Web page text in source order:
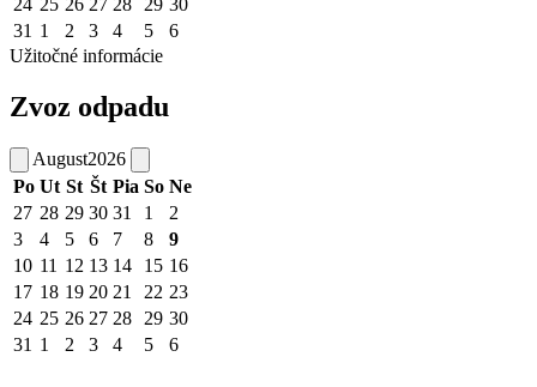
24 25 26 27 28 29 30
31 1 2 3 4 5
6
Užitočné informácie
Zvoz odpadu
August2026
Po Ut St Št Pia So Ne
27 28 29 30 31 1
2
3
4 5 6 7 8
9
10 11 12 13 14 15 16
17 18 19 20 21 22 23
24 25 26 27 28 29 30
31 1 2 3 4 5 6